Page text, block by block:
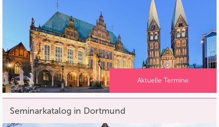
Aktuelle Termine
Seminarkatalog in Dortmund